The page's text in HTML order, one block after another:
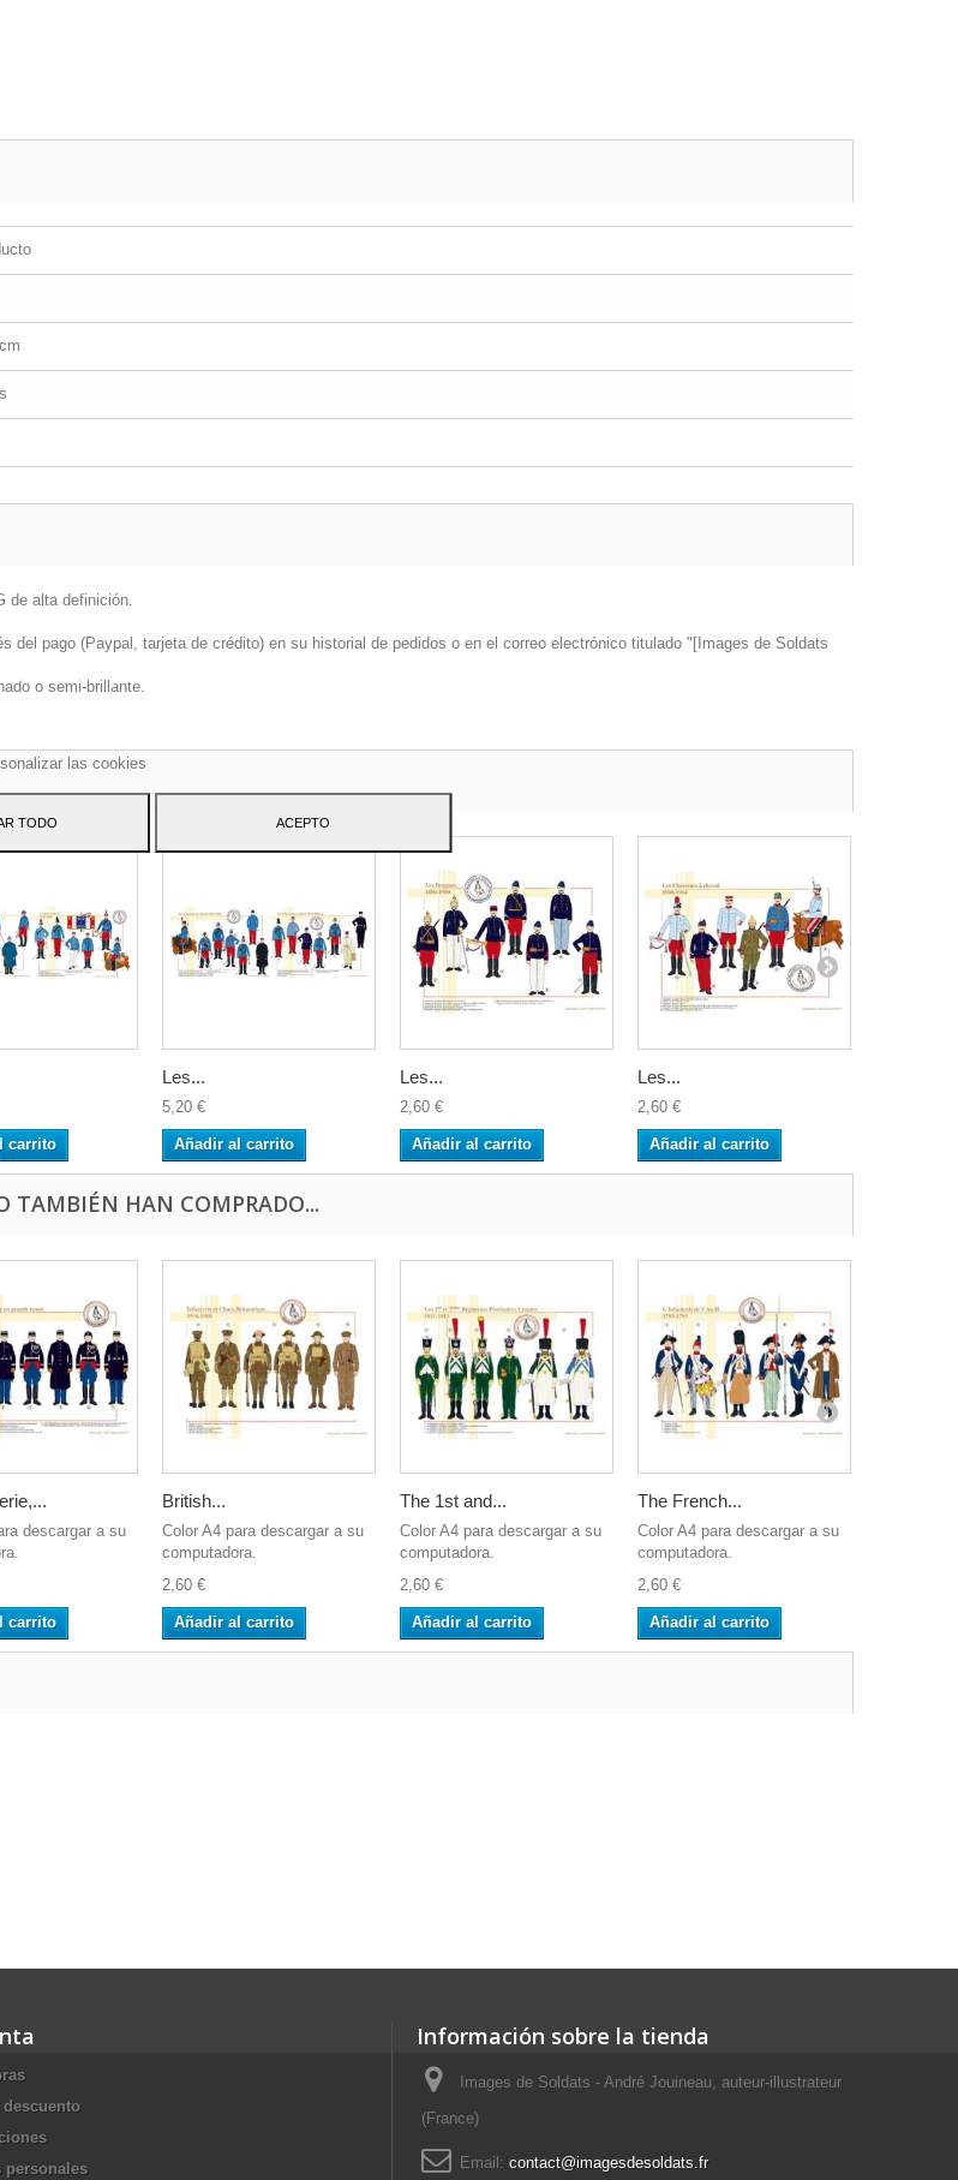
de alta definición.
del pago (Paypal, tarjeta de crédito) en su historial de pedidos o en el correo electrónico titulado "[Images de Soldats
o semi-brillante.
carrito
Les...
5,20 €
Añadir al carrito
Les...
2,60 €
Añadir al carrito
Les...
2,60 €
Añadir al carrito
TAMBIÉN HAN COMPRADO...
descargar a su
carrito
British...
Color A4 para descargar a su
computadora.
2,60 €
Añadir al carrito
The 1st and...
Color A4 para descargar a su
computadora.
2,60 €
Añadir al carrito
The French...
Color A4 para descargar a su
computadora.
2,60 €
Añadir al carrito
descuento
personales
Información sobre la tienda
Images de Soldats - André Jouineau, auteur-illustrateur
(France)
Email: contact@imagesdesoldats.fr
propias y de terceros para mejorar nuestros servicios y
con sus preferencias mediante el análisis de sus
las cookies
TODO ACEPTO